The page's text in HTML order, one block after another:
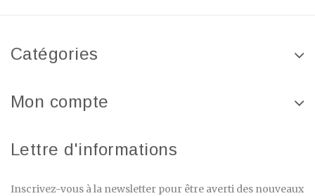
Catégories
Mon compte
Lettre d'informations
Inscrivez-vous à la newsletter pour être averti des nouveaux